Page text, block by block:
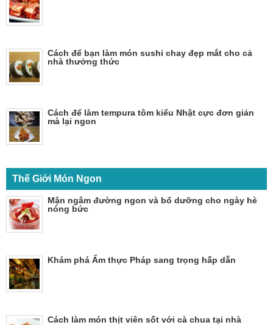
Cách để bạn làm món sushi chay đẹp mắt cho cả
nhà thưởng thức
Cách để làm tempura tôm kiểu Nhật cực đơn giản
mà lại ngon
Thế Giới Món Ngon
Mận ngâm đường ngon và bổ dưỡng cho ngày hè
nóng bức
Khám phá Ẩm thực Pháp sang trọng hấp dẫn
Cách làm món thịt viên sốt với cà chua tại nhà